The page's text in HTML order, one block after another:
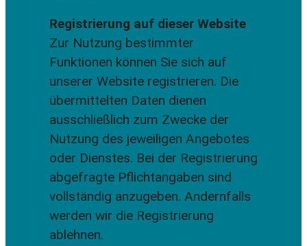
Registrierung auf dieser Website
Zur Nutzung bestimmter
Funktionen können Sie sich auf
unserer Website registrieren. Die
übermittelten Daten dienen
ausschließlich zum Zwecke der
Nutzung des jeweiligen Angebotes
oder Dienstes. Bei der Registrierung
abgefragte Pflichtangaben sind
vollständig anzugeben. Andernfalls
werden wir die Registrierung
ablehnen.